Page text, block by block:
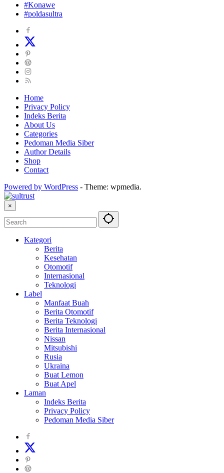
#Konawe
#poldasultra
Home
Privacy Policy
Indeks Berita
About Us
Categories
Pedoman Media Siber
Author Details
Shop
Contact
Powered by WordPress - Theme: wpmedia.
×
Kategori
Berita
Kesehatan
Otomotif
Internasional
Teknologi
Label
Manfaat Buah
Berita Otomotif
Berita Teknologi
Berita Internasional
Nissan
Mitsubishi
Rusia
Ukraina
Buat Lemon
Buat Apel
Laman
Indeks Berita
Privacy Policy
Pedoman Media Siber